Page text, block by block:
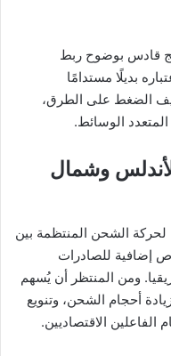
قادس بوضوح ربط
بديلًا مستدامًا
الضغط على الطرق،
الوسائط.
وشمال
لحركة الشحن المنتظمة بين
إضافية للصادرات
ومن المنتظر أن يُسهم
أحجام الشحن، وتنويع
الفاعلين الاقتصاديين.